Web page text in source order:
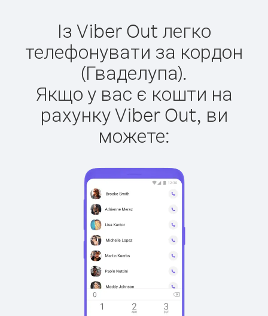
Із Viber Out легко
телефонувати за кордон
(Гваделупа).
Якщо у вас є кошти на
рахунку Viber Out, ви
можете: